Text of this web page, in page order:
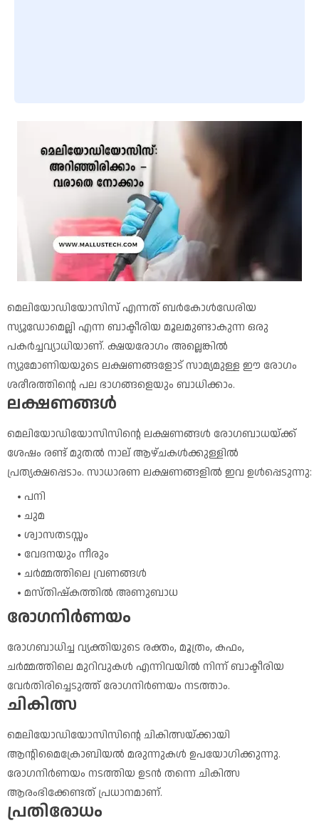
മെലിയോഡിയോസിസ് എന്നത് ബർകോൾഡേരിയ
സ്യൂഡോമെല്ലി എന്ന ബാക്ടീരിയ മൂലമുണ്ടാകുന്ന ഒരു
പകർച്ചവ്യാധിയാണ്. ക്ഷയരോഗം അല്ലെങ്കിൽ
ന്യുമോണിയയുടെ ലക്ഷണങ്ങളോട് സാമ്യമുള്ള ഈ രോഗം
ശരീരത്തിന്റെ പല ഭാഗങ്ങളെയും ബാധിക്കാം.
ലക്ഷണങ്ങൾ
മെലിയോഡിയോസിസിന്റെ ലക്ഷണങ്ങൾ രോഗബാധയ്ക്ക്
ശേഷം രണ്ട് മുതൽ നാല് ആഴ്ചകൾക്കുള്ളിൽ
പ്രത്യക്ഷപ്പെടാം. സാധാരണ ലക്ഷണങ്ങളിൽ ഇവ ഉൾപ്പെടുന്നു:
പനി
ചുമ
ശ്വാസതടസ്സം
വേദനയും നീരും
ചർമ്മത്തിലെ വ്രണങ്ങൾ
മസ്തിഷ്കത്തിൽ അണുബാധ
രോഗനിർണയം
രോഗബാധിച്ച വ്യക്തിയുടെ രക്തം, മൂത്രം, കഫം,
ചർമ്മത്തിലെ മുറിവുകൾ എന്നിവയിൽ നിന്ന് ബാക്ടീരിയ
വേർതിരിച്ചെടുത്ത് രോഗനിർണയം നടത്താം.
ചികിത്സ
മെലിയോഡിയോസിസിന്റെ ചികിത്സയ്ക്കായി
ആന്റിമൈക്രോബിയൽ മരുന്നുകൾ ഉപയോഗിക്കുന്നു.
രോഗനിർണയം നടത്തിയ ഉടൻ തന്നെ ചികിത്സ
ആരംഭിക്കേണ്ടത് പ്രധാനമാണ്.
പ്രതിരോധം